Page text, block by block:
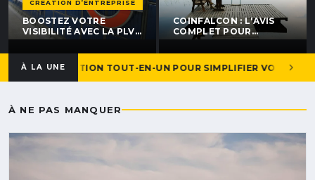
CRÉATION D’ENTREPRISE
BOOSTEZ VOTRE
VISIBILITÉ AVEC LA PLV
SIGNALÉTIQUE POUR
ENTREPRISE À NANTES
COINFALCON : L'AVIS
COMPLET POUR
TRADER EN TOUTE
SÉCURITÉ
À LA UNE
: LA SOLUTION TOUT-EN-UN POUR SIMPLIFIER VOTRE
À NE PAS MANQUER